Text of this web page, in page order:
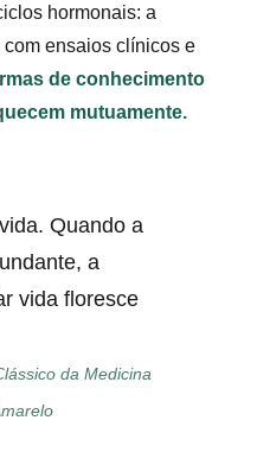
hormonais: a
ensaios clínicos e
de conhecimento
mutuamente.
Quando a
a
vida floresce
da Medicina